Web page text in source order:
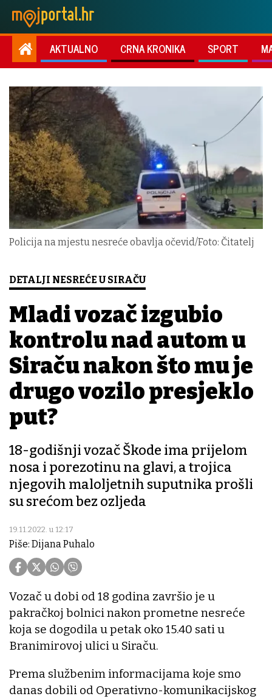
AKTUALNO CRNA KRONIKA SPORT
Policija na mjestu nesreće obavlja očevid/Foto: Čitatelj
DETALJI NESREĆE U SIRAČU
Mladi vozač izgubio
kontrolu nad autom u
Siraču nakon što mu je
drugo vozilo presjeklo
put?
18-godišnji vozač Škode ima prijelom
nosa i porezotinu na glavi, a trojica
njegovih maloljetnih suputnika prošli
su srećom bez ozljeda
19.11.2022. u 12:17
Piše: Dijana Puhalo
Vozač u dobi od 18 godina završio je u
pakračkoj bolnici nakon prometne nesreće
koja se dogodila u petak oko 15.40 sati u
Branimirovoj ulici u Siraču.
Prema službenim informacijama koje smo
danas dobili od Operativno-komunikacijskog